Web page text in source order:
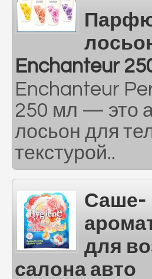
Enchanteur
Enchanteur
250 мл — это
лосьон для
текстурой..
Саше-
для
салона авто